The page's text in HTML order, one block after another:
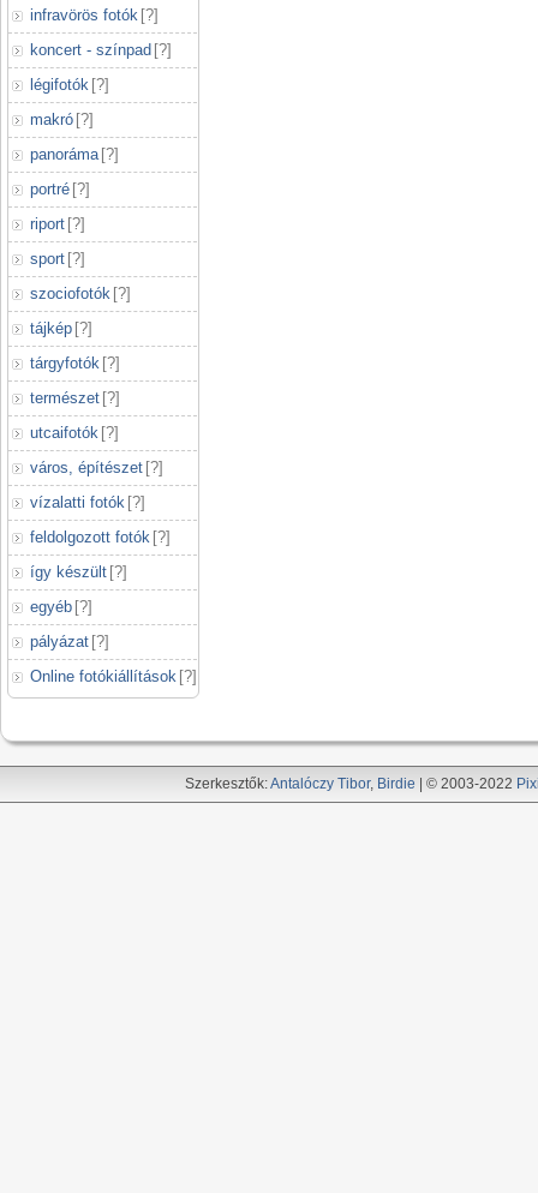
infravörös fotók [?]
koncert - színpad [?]
légifotók [?]
makró [?]
panoráma [?]
portré [?]
riport [?]
sport [?]
szociofotók [?]
tájkép [?]
tárgyfotók [?]
természet [?]
utcaifotók [?]
város, építészet [?]
vízalatti fotók [?]
feldolgozott fotók [?]
így készült [?]
egyéb [?]
pályázat [?]
Online fotókiállítások [?]
Szerkesztők:Antalóczy Tibor, Birdie | © 2003-2022